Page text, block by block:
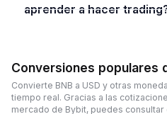
aprender a hacer
Conversiones populares
Convierte BNB a USD y otras
tiempo real. Gracias a las
mercado de Bybit, puedes consultar